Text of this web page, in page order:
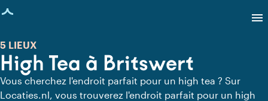
chargée
menu
High Tea à Britswert
5 LIEUX
Vous cherchez l'endroit parfait pour un high tea ? Sur
Locaties.nl, vous trouverez l'endroit parfait pour un high